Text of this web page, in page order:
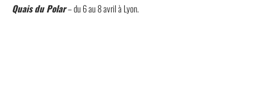
Quais du Polar– du 6 au 8 avril à Lyon.